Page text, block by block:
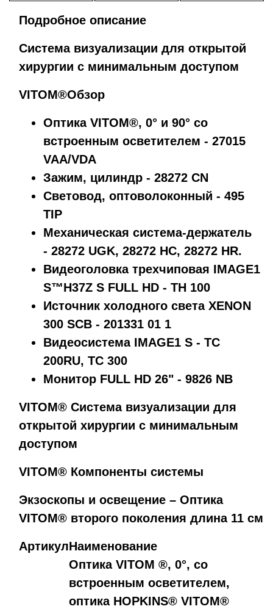
Подробное описание
Система визуализации для открытой
хирургии с минимальным доступом
VITOM®Обзор
Оптика VITOM®, 0° и 90° со
встроенным осветителем - 27015
VAA/VDA
Зажим, цилиндр - 28272 CN
Световод, оптоволоконный - 495
TIP
Механическая система-держатель
- 28272 UGK, 28272 HC, 28272 HR.
Видеоголовка трехчиповая IMAGE1
S™H37Z S FULL HD - TH 100
Источник холодного света XENON
300 SCB - 201331 01 1
Видеосистема IMAGE1 S - TC
200RU, TC 300
Монитор FULL HD 26" - 9826 NB
VITOM® Система визуализации для
открытой хирургии с минимальным
доступом
VITOM® Компоненты системы
Экзоскопы и освещение – Оптика
VITOM® второго поколения длина 11 см
АртикулНаименование
Оптика VITOM ®, 0°, со
встроенным осветителем,
оптика HOPKINS® VITOM®